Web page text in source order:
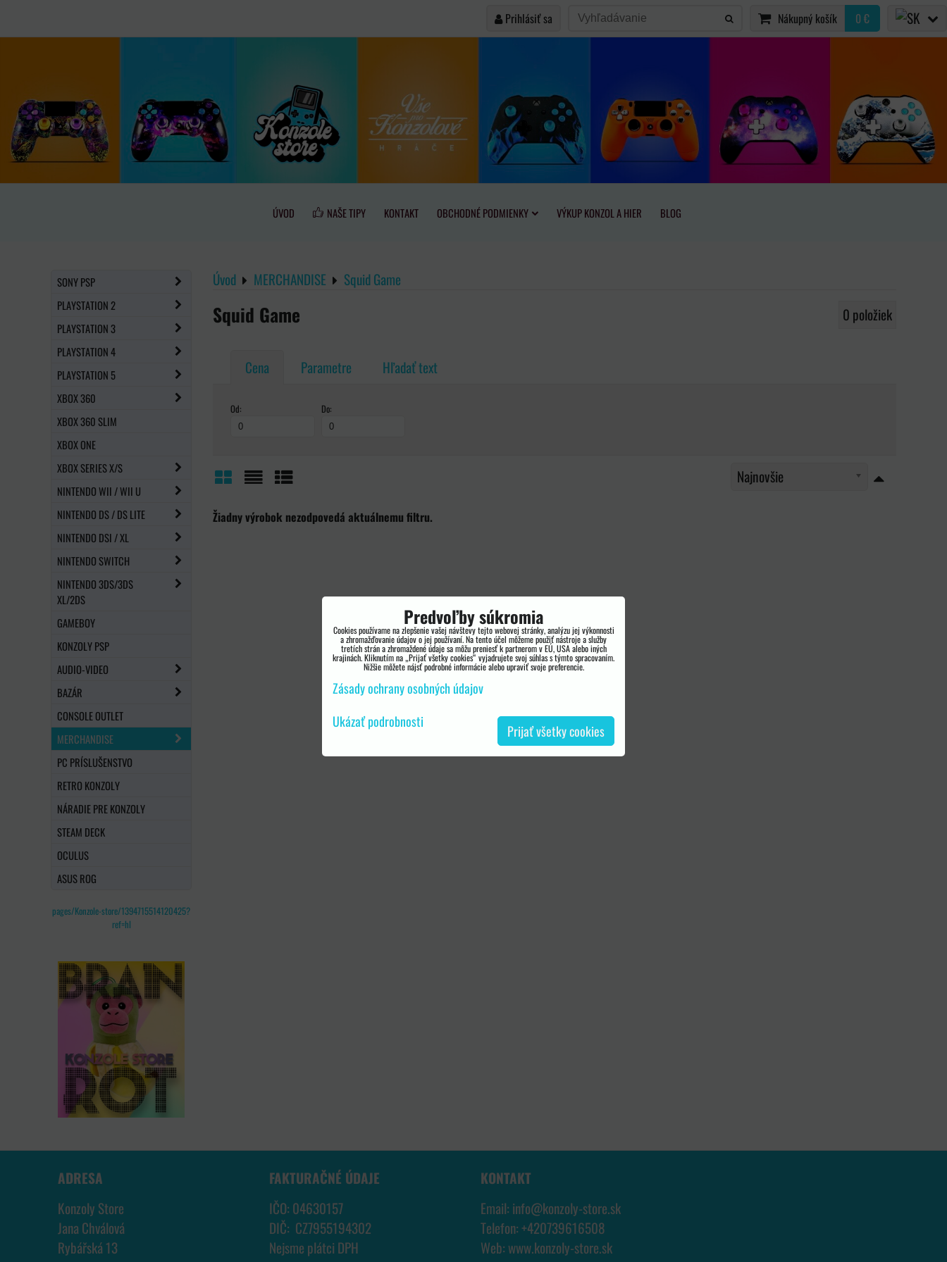
Prihlásiť sa Nákupný košík 0 €
ÚVOD NAŠE TIPY KONTAKT OBCHODNÉ PODMIENKY VÝKUP KONZOL A HIER BLOG
Úvod MERCHANDISE Squid Game
Squid Game 0 položiek
Cena Parametre Hľadať text
Od: Do:
Najnovšie
SONY PSP
PLAYSTATION 2
PLAYSTATION 3
PLAYSTATION 4
PLAYSTATION 5
XBOX 360
XBOX 360 SLIM
XBOX ONE
XBOX SERIES X/S
NINTENDO WII / WII U
NINTENDO DS / DS LITE
NINTENDO DSI / XL
NINTENDO SWITCH
NINTENDO 3DS/3DS
XL/2DS
GAMEBOY
KONZOLY PSP
AUDIO-VIDEO
BAZÁR
CONSOLE OUTLET
MERCHANDISE
PC PRÍSLUŠENSTVO
RETRO KONZOLY
NÁRADIE PRE KONZOLY
STEAM DECK
OCULUS
ASUS ROG
pages/Konzole-store/1394715514120425?
ref=hl
ADRESA
Konzoly Store
Jana Chválová
Rybářská 13
FAKTURAČNÉ ÚDAJE
IČO: 04630157
DIČ: CZ7955194302
Nejsme plátci DPH
KONTAKT
Email: info@konzoly-store.sk
Telefon:+420739616508
Web: www.konzoly-store.sk
Predvoľby súkromia
Cookies používame na zlepšenie vašej návštevy tejto webovej stránky, analýzu jej výkonnosti
a zhromažďovanie údajov o jej používaní. Na tento účel môžeme použiť nástroje a služby
tretích strán a zhromaždené údaje sa môžu preniesť k partnerom v EÚ, USA alebo iných
krajinách. Kliknutím na „Prijať všetky cookies“ vyjadrujete svoj súhlas s týmto spracovaním.
Nižšie môžete nájsť podrobné informácie alebo upraviť svoje preferencie.
Zásady ochrany osobných údajov
Ukázať podrobnosti
Prijať všetky cookies